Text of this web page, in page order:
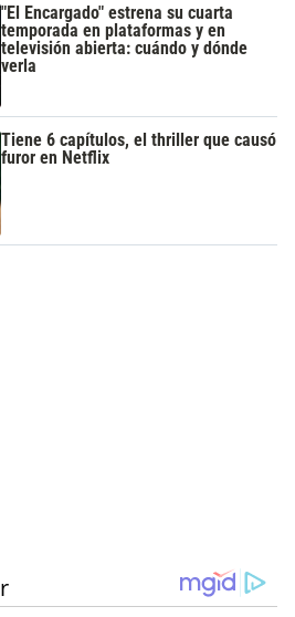
"El Encargado" estrena su cuarta
temporada en plataformas y en
televisión abierta: cuándo y dónde
verla
Tiene 6 capítulos, el thriller que causó
furor en Netflix